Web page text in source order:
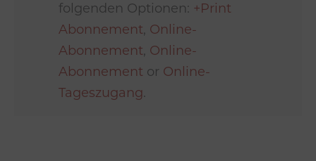
folgenden Optionen: +Print
Abonnement, Online-
Abonnement, Online-
Abonnement or Online-
Tageszugang.